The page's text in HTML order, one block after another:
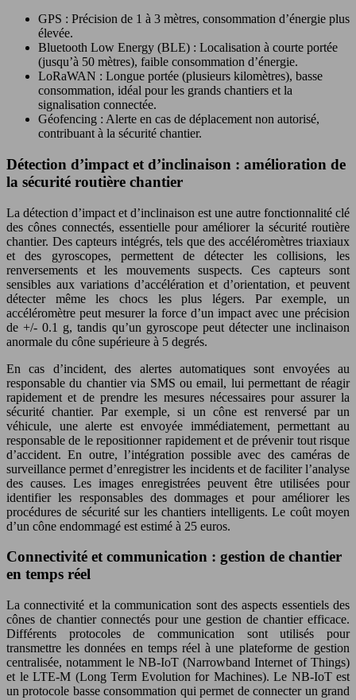
GPS : Précision de 1 à 3 mètres, consommation d’énergie plus
élevée.
Bluetooth Low Energy (BLE) : Localisation à courte portée
(jusqu’à 50 mètres), faible consommation d’énergie.
LoRaWAN : Longue portée (plusieurs kilomètres), basse
consommation, idéal pour les grands chantiers et la
signalisation connectée.
Géofencing : Alerte en cas de déplacement non autorisé,
contribuant à la sécurité chantier.
Détection d’impact et d’inclinaison : amélioration de
la sécurité routière chantier
La détection d’impact et d’inclinaison est une autre fonctionnalité clé
des cônes connectés, essentielle pour améliorer la sécurité routière
chantier. Des capteurs intégrés, tels que des accéléromètres triaxiaux
et des gyroscopes, permettent de détecter les collisions, les
renversements et les mouvements suspects. Ces capteurs sont
sensibles aux variations d’accélération et d’orientation, et peuvent
détecter même les chocs les plus légers. Par exemple, un
accéléromètre peut mesurer la force d’un impact avec une précision
de +/- 0.1 g, tandis qu’un gyroscope peut détecter une inclinaison
anormale du cône supérieure à 5 degrés.
En cas d’incident, des alertes automatiques sont envoyées au
responsable du chantier via SMS ou email, lui permettant de réagir
rapidement et de prendre les mesures nécessaires pour assurer la
sécurité chantier. Par exemple, si un cône est renversé par un
véhicule, une alerte est envoyée immédiatement, permettant au
responsable de le repositionner rapidement et de prévenir tout risque
d’accident. En outre, l’intégration possible avec des caméras de
surveillance permet d’enregistrer les incidents et de faciliter l’analyse
des causes. Les images enregistrées peuvent être utilisées pour
identifier les responsables des dommages et pour améliorer les
procédures de sécurité sur les chantiers intelligents. Le coût moyen
d’un cône endommagé est estimé à 25 euros.
Connectivité et communication : gestion de chantier
en temps réel
La connectivité et la communication sont des aspects essentiels des
cônes de chantier connectés pour une gestion de chantier efficace.
Différents protocoles de communication sont utilisés pour
transmettre les données en temps réel à une plateforme de gestion
centralisée, notamment le NB-IoT (Narrowband Internet of Things)
et le LTE-M (Long Term Evolution for Machines). Le NB-IoT est
un protocole basse consommation qui permet de connecter un grand